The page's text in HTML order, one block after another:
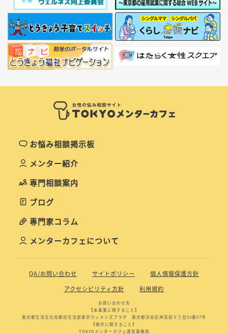
お悩み相談掲示板
メンター紹介
専門相談案内
ブログ
専門家コラム
メンターカフェについて
QA/お問い合わせ サイトポリシー
個人情報保護方針
アクセシビリティ方針
利用規約
お問い合わせ先
【本事業に関すること】
東京都生活文化局都民生活部東京ウィメンズプラザ 東京都渋谷区神宮前５丁目53番67号
【操作に関すること】
TOKYOメンターカフェ運営事務局